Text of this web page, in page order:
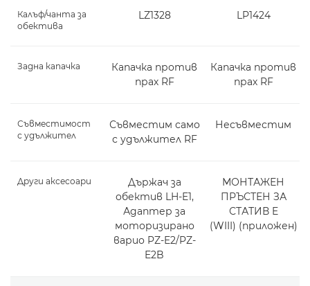
Калъф/чанта за
обектива
LZ1328 LP1424
Задна капачка
Капачка против
прах RF
Капачка против
прах RF
Съвместимост
с удължител
Съвместим само
с удължител RF
Несъвместим
Други аксесоари
Държач за
обектив LH-E1,
Адаптер за
моторизирано
варио PZ-E2/PZ-
E2B
МОНТАЖЕН
ПРЪСТЕН ЗА
СТАТИВ E
(WIII) (приложен)